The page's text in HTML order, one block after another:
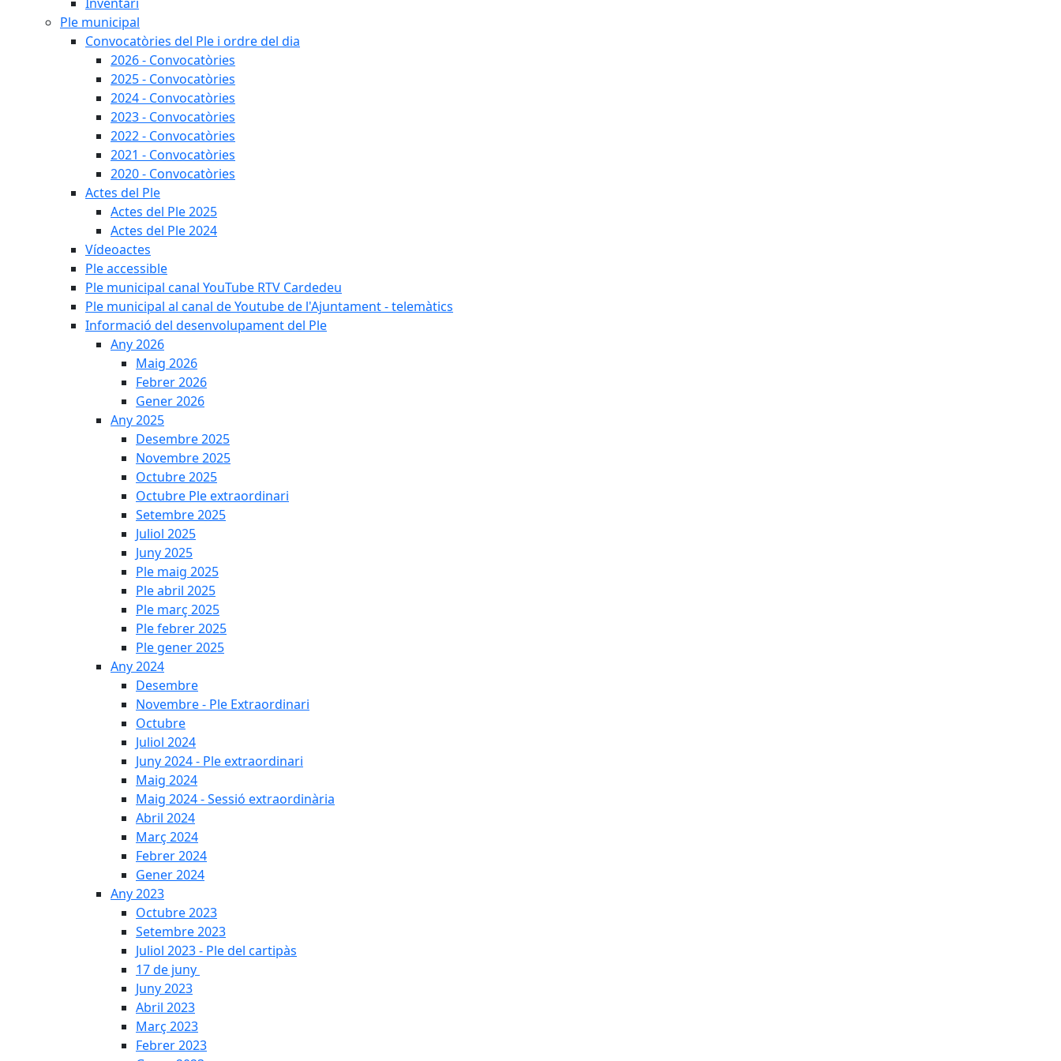
Ple municipal
Convocatòries del Ple i ordre del dia
2026 - Convocatòries
2025 - Convocatòries
2024 - Convocatòries
2023 - Convocatòries
2022 - Convocatòries
2021 - Convocatòries
2020 - Convocatòries
Actes del Ple
Actes del Ple 2025
Actes del Ple 2024
Vídeoactes
Ple accessible
Ple municipal canal YouTube RTV Cardedeu
Ple municipal al canal de Youtube de l'Ajuntament - telemàtics
Informació del desenvolupament del Ple
Any 2026
Maig 2026
Febrer 2026
Gener 2026
Any 2025
Desembre 2025
Novembre 2025
Octubre 2025
Octubre Ple extraordinari
Setembre 2025
Juliol 2025
Juny 2025
Ple maig 2025
Ple abril 2025
Ple març 2025
Ple febrer 2025
Ple gener 2025
Any 2024
Desembre
Novembre - Ple Extraordinari
Octubre
Juliol 2024
Juny 2024 - Ple extraordinari
Maig 2024
Maig 2024 - Sessió extraordinària
Abril 2024
Març 2024
Febrer 2024
Gener 2024
Any 2023
Octubre 2023
Setembre 2023
Juliol 2023 - Ple del cartipàs
17 de juny
Juny 2023
Abril 2023
Març 2023
Febrer 2023